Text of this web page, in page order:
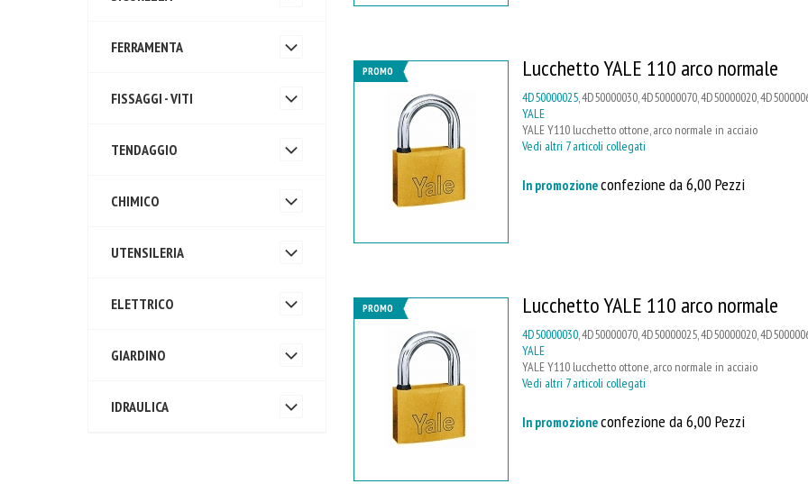
PROMO Lucchetto YALE 110 arco normale
4D50000025, 4D50000030, 4D50000070, 4D50000020,
YALE
YALE Y110 lucchetto ottone, arco normale in acciaio
Vedi altri 7 articoli collegati
In promozioneconfezione da 6,00 Pezzi
PROMO Lucchetto YALE 110 arco normale
4D50000030, 4D50000070, 4D50000025, 4D50000020,
YALE
YALE Y110 lucchetto ottone, arco normale in acciaio
Vedi altri 7 articoli collegati
In promozioneconfezione da 6,00 Pezzi
FERRAMENTA
FISSAGGI - VITI
TENDAGGIO
CHIMICO
UTENSILERIA
ELETTRICO
GIARDINO
IDRAULICA